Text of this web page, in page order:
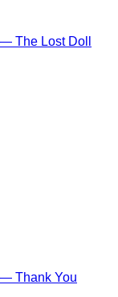
The Lost Doll
— Thank You